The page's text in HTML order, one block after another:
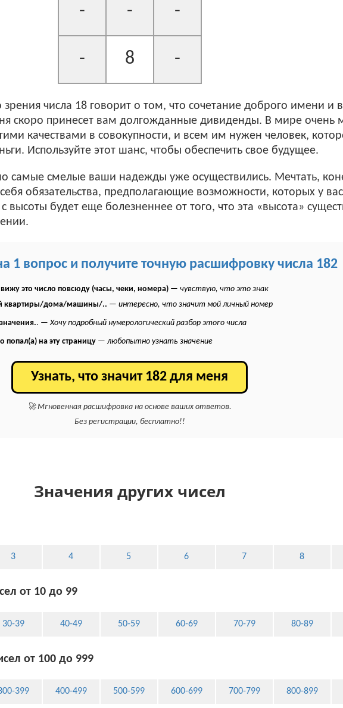
- - -
- 8 -
числа 18 говорит о том, что сочетание доброго имени и
скоро принесет вам долгожданные дивиденды. В мире очень
качествами в совокупности, и всем им нужен человек,
Используйте этот шанс, чтобы обеспечить свое будущее.
самые смелые ваши надежды уже осуществились. Мечтать,
обязательства, предполагающие возможности, которых у
высоты будет еще болезненнее от того, что эта «высота»
1 вопрос и получите точную расшифровку числа 182
это число повсюду (часы, чеки, номера) —чувствую, что это знак
квартиры/дома/машины/.. —интересно, что значит мой личный номер
. —Хочу подробный нумерологический разбор этого числа
попал(а) на эту страницу —любопытно узнать значение
Узнать, что значит 182 для меня
🚀 Мгновенная расшифровка на основе ваших ответов.
Без регистрации, бесплатно!!
Значения других чисел
3 4 5 6 7 8
от 10 до 99
30-39 40-49 50-59 60-69 70-79 80-89
от 100 до 999
399 400-499 500-599 600-699 700-799 800-899